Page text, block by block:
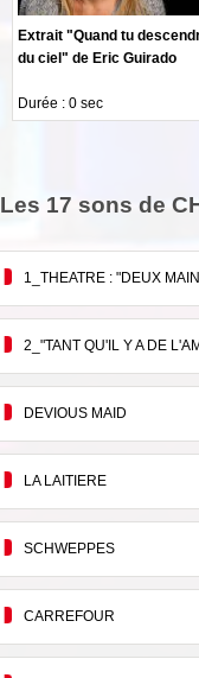
Extrait "Quand tu
du ciel" de Eric Guirado
Durée : 0 sec
Les 17 sons de
1_THEATRE : "DEUX
2_"TANT QU'IL Y A DE
DEVIOUS MAID
LA LAITIERE
SCHWEPPES
CARREFOUR